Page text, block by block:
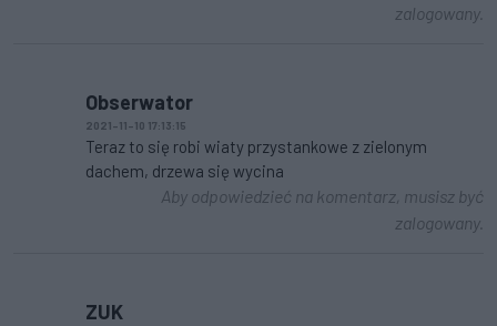
zalogowany.
Obserwator
2021-11-10 17:13:15
Teraz to się robi wiaty przystankowe z zielonym
dachem, drzewa się wycina
Aby odpowiedzieć na komentarz, musisz być
zalogowany.
ZUK